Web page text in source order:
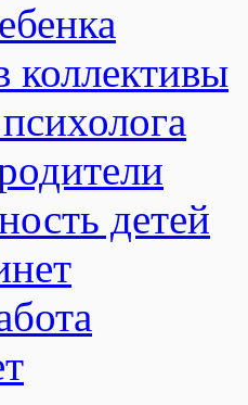
коллективы
детей